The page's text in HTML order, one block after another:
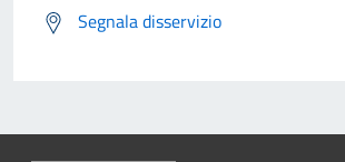
Segnala disservizio